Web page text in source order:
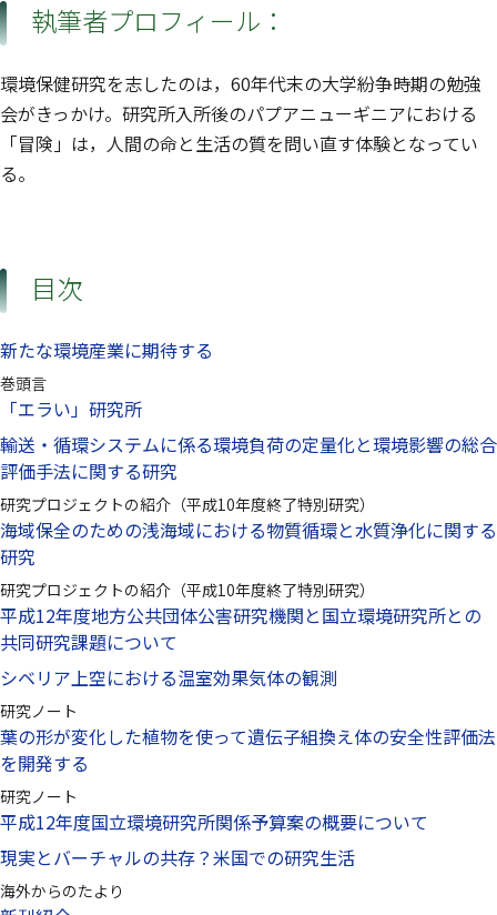
執筆者プロフィール：
環境保健研究を志したのは，60年代末の大学紛争時期の勉強
会がきっかけ。研究所入所後のパプアニューギニアにおける
「冒険」は，人間の命と生活の質を問い直す体験となってい
る。
目次
新たな環境産業に期待する
巻頭言
「エラい」研究所
輸送・循環システムに係る環境負荷の定量化と環境影響の総合
評価手法に関する研究
研究プロジェクトの紹介（平成10年度終了特別研究）
海域保全のための浅海域における物質循環と水質浄化に関する
研究
研究プロジェクトの紹介（平成10年度終了特別研究）
平成12年度地方公共団体公害研究機関と国立環境研究所との
共同研究課題について
シベリア上空における温室効果気体の観測
研究ノート
葉の形が変化した植物を使って遺伝子組換え体の安全性評価法
を開発する
研究ノート
平成12年度国立環境研究所関係予算案の概要について
現実とバーチャルの共存？米国での研究生活
海外からのたより